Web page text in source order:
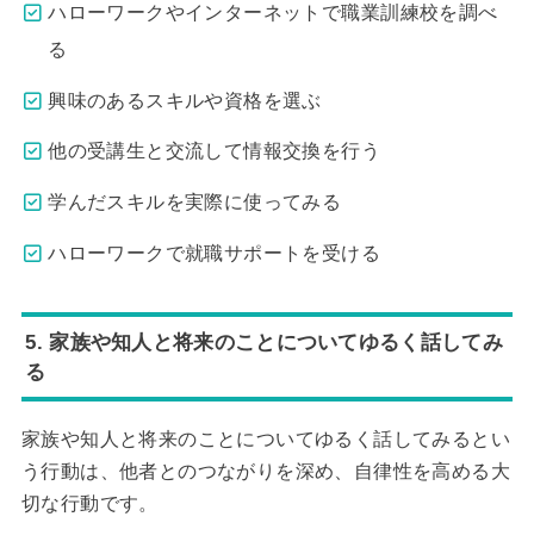
ハローワークやインターネットで職業訓練校を調べ
る
興味のあるスキルや資格を選ぶ
他の受講生と交流して情報交換を行う
学んだスキルを実際に使ってみる
ハローワークで就職サポートを受ける
5. 家族や知人と将来のことについてゆるく話してみ
る
家族や知人と将来のことについてゆるく話してみるとい
う行動は、他者とのつながりを深め、自律性を高める大
切な行動です。